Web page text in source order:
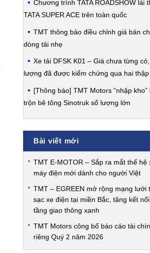
Chương trình TATA ROADSHOW lái
TATA SUPER ACE trên toàn quốc
TMT thông báo điều chỉnh giá bán
dòng tải nhẹ
Xe tải DFSK K01 – Giá chưa từng
lượng đã được kiểm chứng qua hai thập
[Thông báo] TMT Motors “nhập kho”
trộn bê tông Sinotruk số lượng lớn
Bài viết mới
TMT E-MOTOR – Sắp ra mắt thế hệ
máy điện mới dành cho người Việt
TMT – EGREEN mở rộng mạng lưới
sạc xe điện tại miền Bắc, tăng kết
tầng giao thông xanh
TMT Motors công bố báo cáo tài
riêng Quý 2 năm 2026